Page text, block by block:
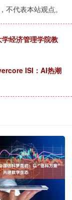
不代表本站观点。
经济管理学院教
ISI：AI热潮